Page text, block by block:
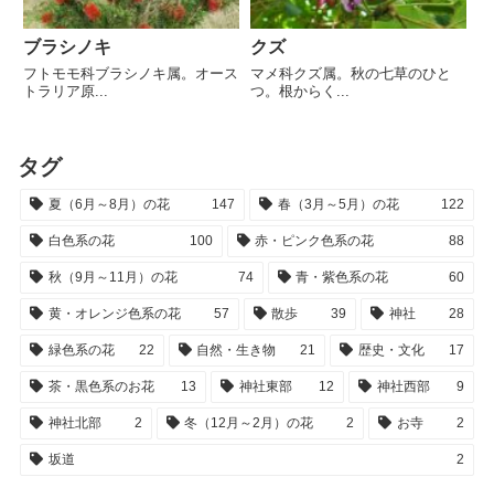
ブラシノキ
フトモモ科ブラシノキ属。オース
トラリア原...
クズ
マメ科クズ属。秋の七草のひと
つ。根からく...
タグ
夏（6月～8月）の花 147 春（3月～5月）の花 122
白色系の花 100 赤・ピンク色系の花 88
秋（9月～11月）の花 74 青・紫色系の花 60
黄・オレンジ色系の花 57 散歩 39 神社 28
緑色系の花 22 自然・生き物 21 歴史・文化 17
茶・黒色系のお花 13 神社東部 12 神社西部 9
神社北部 2 冬（12月～2月）の花 2 お寺 2
坂道 2